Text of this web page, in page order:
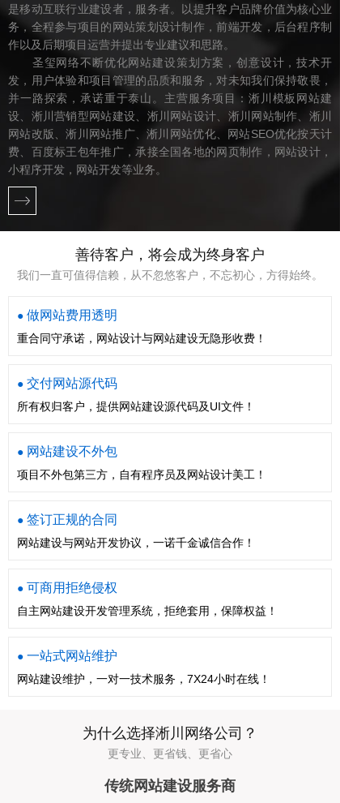
是移动互联行业建设者，服务者。以提升客户品牌价值为核心业
务，全程参与项目的网站策划设计制作，前端开发，后台程序制
作以及后期项目运营并提出专业建议和思路。
圣玺网络不断优化网站建设策划方案，创意设计，技术开
发，用户体验和项目管理的品质和服务，对未知我们保持敬畏，
并一路探索，承诺重于泰山。主营服务项目：淅川模板网站建
设、淅川营销型网站建设、淅川网站设计、淅川网站制作、淅川
网站改版、淅川网站推广、淅川网站优化、网站SEO优化按天计
费、百度标王包年推广，承接全国各地的网页制作，网站设计，
小程序开发，网站开发等业务。
善待客户，将会成为终身客户
我们一直可值得信赖，从不忽悠客户，不忘初心，方得始终。
● 做网站费用透明
重合同守承诺，网站设计与网站建设无隐形收费！
● 交付网站源代码
所有权归客户，提供网站建设源代码及UI文件！
● 网站建设不外包
项目不外包第三方，自有程序员及网站设计美工！
● 签订正规的合同
网站建设与网站开发协议，一诺千金诚信合作！
● 可商用拒绝侵权
自主网站建设开发管理系统，拒绝套用，保障权益！
● 一站式网站维护
网站建设维护，一对一技术服务，7X24小时在线！
为什么选择淅川网络公司？
更专业、更省钱、更省心
传统网站建设服务商